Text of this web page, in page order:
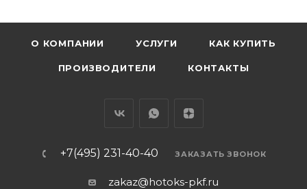
О КОМПАНИИ УСЛУГИ КАК КУПИТЬ
ПРОИЗВОДИТЕЛИ КОНТАКТЫ
+7(495) 231-40-40 ЗАКАЗАТЬ ЗВОНОК
zakaz@hotoks-pkf.ru